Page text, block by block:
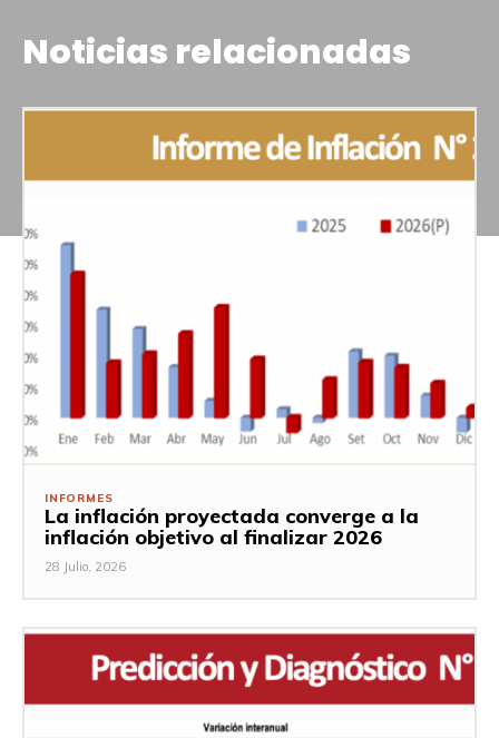
Noticias relacionadas
INFORMES
La inflación proyectada converge a la
inflación objetivo al finalizar 2026
28 Julio, 2026